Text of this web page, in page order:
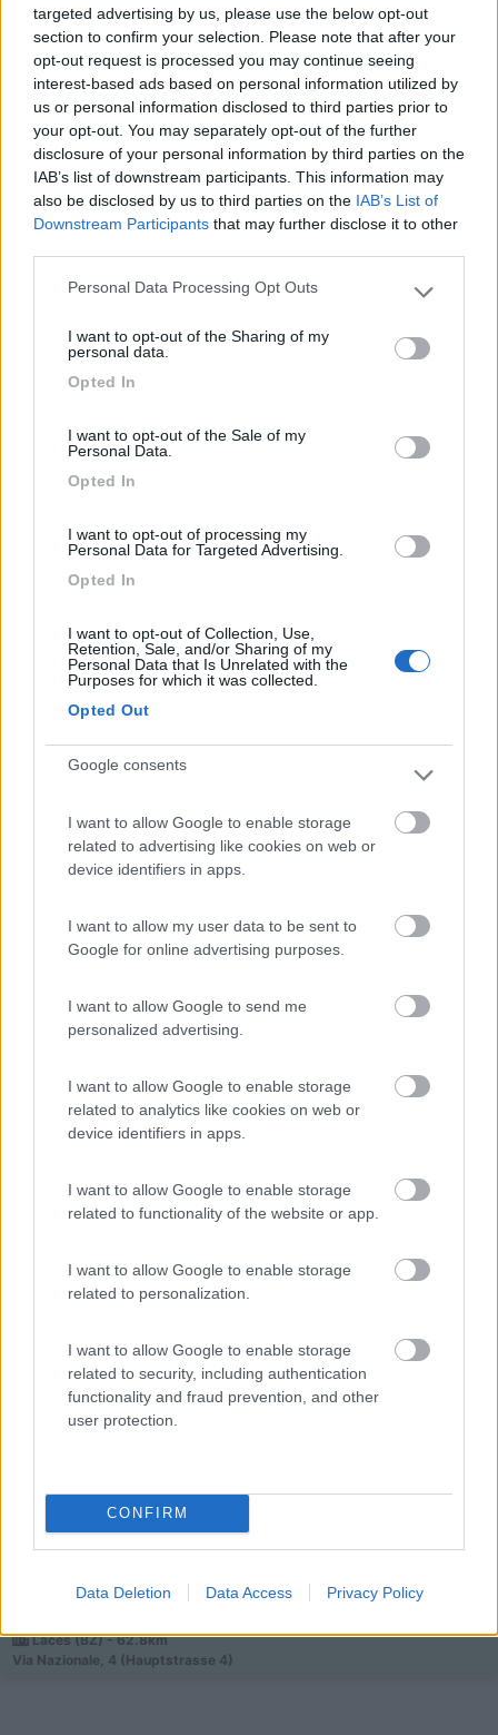
targeted advertising by us, please use the below opt-out
section to confirm your selection. Please note that after your
opt-out request is processed you may continue seeing
interest-based ads based on personal information utilized by
us or personal information disclosed to third parties prior to
your opt-out. You may separately opt-out of the further
disclosure of your personal information by third parties on the
IAB’s list of downstream participants. This information may
also be disclosed by us to third parties on the IAB’s List of
Downstream Participants that may further disclose it to other
Please note that this website/app uses one or more Google
not limited to your visit or usage behaviour. You may click to
grant or deny consent to Google and its third-party tags to
use your data for below specified purposes in below Google
Personal Data Processing Opt Outs
I want to opt-out of the Sharing of my
personal data.
Opted In
I want to opt-out of the Sale of my
Personal Data.
Opted In
I want to opt-out of processing my
Personal Data for Targeted Advertising.
Opted In
I want to opt-out of Collection, Use,
Retention, Sale, and/or Sharing of my
Personal Data that Is Unrelated with the
Purposes for which it was collected.
Opted Out
Google consents
I want to allow Google to enable storage
related to advertising like cookies on web or
device identifiers in apps.
I want to allow my user data to be sent to
Google for online advertising purposes.
I want to allow Google to send me
personalized advertising.
I want to allow Google to enable storage
related to analytics like cookies on web or
device identifiers in apps.
I want to allow Google to enable storage
related to functionality of the website or app.
I want to allow Google to enable storage
related to personalization.
I want to allow Google to enable storage
related to security, including authentication
functionality and fraud prevention, and other
user protection.
CONFIRM
Data Deletion Data Access Privacy Policy
Campeggio
Camping Arquin Lana
8,1 8
Servizi / Posizione
Immerso tra i frutteti con vista panoramica sulle
montagn...
Lana (BZ) - 45.1km
Via Feldagatterweg, 25
Campeggio
Camping Hotel Loewenhof
Servizi / Posizione
A 1,5 km dal centro, piccolo campeggio annesso all'hotel
Via Brennero 60
Camping Latsch an der Etsch
5,3 3
In Val Venosta, a 1 km dal centro capeggio con circa 120
Laces (BZ) - 62.8km
Via Nazionale, 4 (Hauptstrasse 4)